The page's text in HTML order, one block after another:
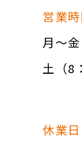
営業
月～
土（8
休業日